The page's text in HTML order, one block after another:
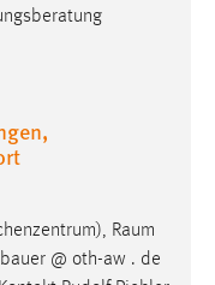
Raum
@ oth-aw . de